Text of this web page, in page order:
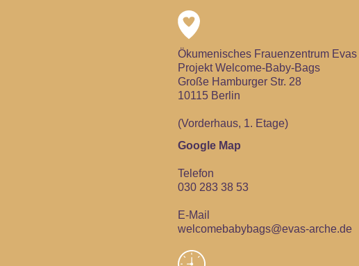
Ökumenisches Frauenzentrum Evas
Projekt Welcome-Baby-Bags
Große Hamburger Str. 28
10115 Berlin
(Vorderhaus, 1. Etage)
Google Map
Telefon
030 283 38 53
E-Mail
welcomebabybags@evas-arche.de